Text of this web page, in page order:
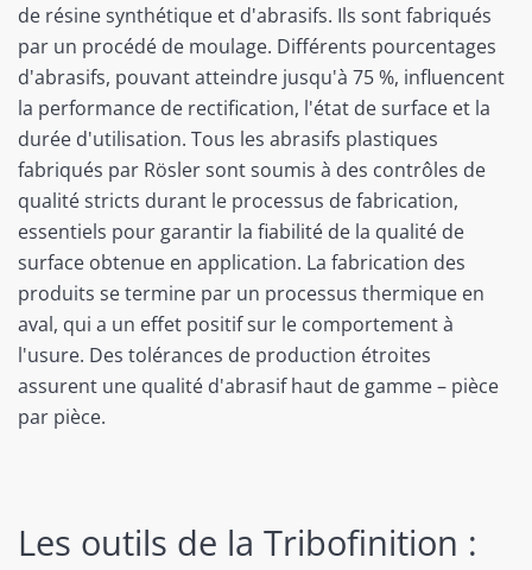
de résine synthétique et d'abrasifs. Ils sont fabriqués
par un procédé de moulage. Différents pourcentages
d'abrasifs, pouvant atteindre jusqu'à 75 %, influencent
la performance de rectification, l'état de surface et la
durée d'utilisation. Tous les abrasifs plastiques
fabriqués par Rösler sont soumis à des contrôles de
qualité stricts durant le processus de fabrication,
essentiels pour garantir la fiabilité de la qualité de
surface obtenue en application. La fabrication des
produits se termine par un processus thermique en
aval, qui a un effet positif sur le comportement à
l'usure. Des tolérances de production étroites
assurent une qualité d'abrasif haut de gamme – pièce
par pièce.
Les outils de la Tribofinition :